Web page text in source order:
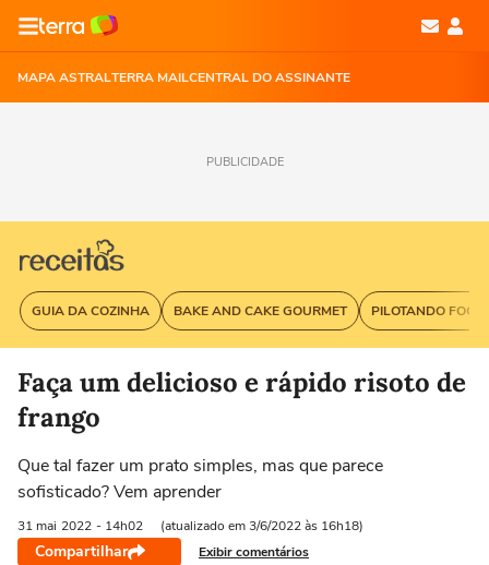
MAPA ASTRALTERRA MAILCENTRAL DO ASSINANTE
PUBLICIDADE
GUIA DA COZINHA BAKE AND CAKE GOURMET PILOTANDO
Faça um delicioso e rápido risoto de
frango
Que tal fazer um prato simples, mas que parece
sofisticado? Vem aprender
31 mai 2022 - 14h02 (atualizado em 3/6/2022 às 16h18)
Compartilhar Exibir comentários